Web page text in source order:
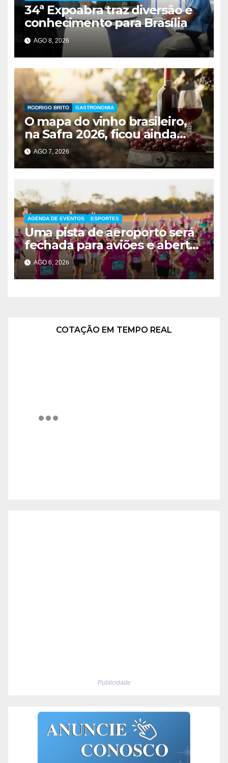
34ª Expoabra traz diversão e
conhecimento para Brasília
AGO 8, 2026
GASTRONOMIA
RODRIGO BRITO
O mapa do vinho brasileiro,
na Safra 2026, ficou ainda
maior
AGO 7, 2026
AGENDA DE EVENTOS ESPORTES
Uma pista de aeroporto será
fechada para aviões e aberta
a corredores neste sábado
em Brasília
AGO 6, 2026
COTAÇÃO EM TEMPO REAL
Publicidade